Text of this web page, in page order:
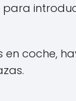
en coche,